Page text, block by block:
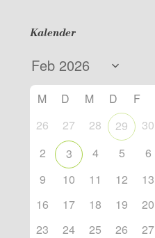
Kalender
M D M D F
26
27 28 29 30
2
3 4 5 6
9
10 11 12 13
16
17 18 19 20
23
24 25 26 27